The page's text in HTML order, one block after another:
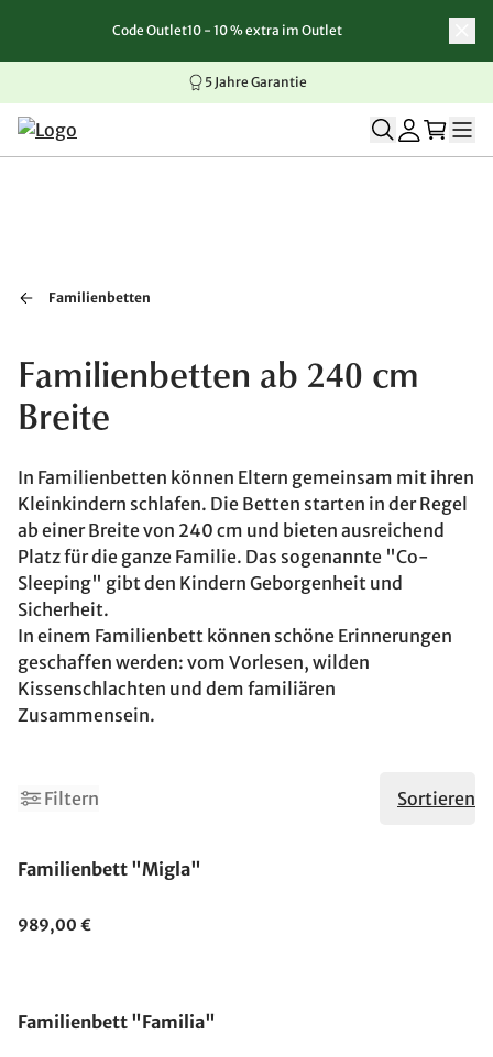
Zum Inhalt springen
Zur Navigation springen
Zum Seitenende springen
Code Outlet10 - 10 % extra im Outlet
5 Jahre Garantie
Familienbetten
Familienbetten ab 240 cm
Breite
In Familienbetten können Eltern gemeinsam mit ihren
Kleinkindern schlafen. Die Betten starten in der Regel
ab einer Breite von 240 cm und bieten ausreichend
Platz für die ganze Familie. Das sogenannte "Co-
Sleeping" gibt den Kindern Geborgenheit und
Sicherheit.
In einem Familienbett können schöne Erinnerungen
geschaffen werden: vom Vorlesen, wilden
Kissenschlachten und dem familiären
Zusammensein.
Filtern Sortieren
Familienbett "Migla"
989,00 €
Familienbett "Familia"